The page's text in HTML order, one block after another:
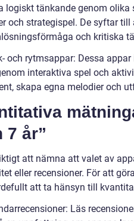
logiskt tänkande genom olika
och strategispel. De syftar till
och kritiska
och rytmsappar: Dessa
interaktiva spel och
skapa egna melodier och
7 år”
att nämna att valet av
eller recensioner. För att
att ta hänsyn till
Läs